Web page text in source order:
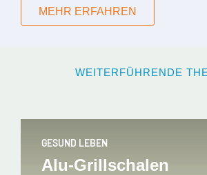
MEHR ERFAHREN
WEITERFÜHRENDE
GESUND LEBEN
Alu-Grillschalen